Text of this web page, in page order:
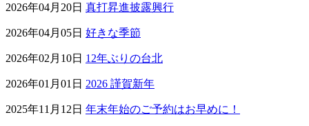
2026年04月20日 真打昇進披露興行
2026年04月05日 好きな季節
2026年02月10日 12年ぶりの台北
2026年01月01日 2026 謹賀新年
2025年11月12日 年末年始のご予約はお早めに！